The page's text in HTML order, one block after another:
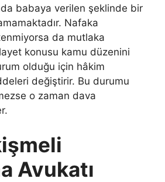
babaya verilen şeklinde bir
Nafaka
da mutlaka
konusu kamu düzenini
olduğu için hâkim
değiştirir. Bu durumu
o zaman dava
Avukatı